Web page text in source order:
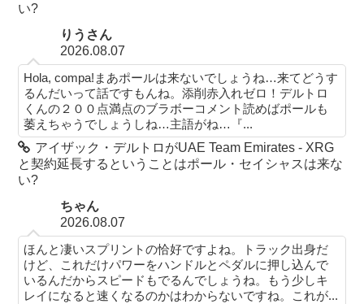
い?
りうさん
2026.08.07
Hola, compa!まあポールは来ないでしょうね…来てどうす
るんだいって話ですもんね。添削赤入れゼロ！デルトロ
くんの２００点満点のブラボーコメント読めばポールも
萎えちゃうでしょうしね…主語がね…『...
アイザック・デルトロがUAE Team Emirates - XRG
と契約延長するということはポール・セイシャスは来な
い?
ちゃん
2026.08.07
ほんと凄いスプリントの恰好ですよね。トラック出身だ
けど、これだけパワーをハンドルとペダルに押し込んで
いるんだからスピードもでるんでしょうね。もう少しキ
レイになると速くなるのかはわからないですね。これが...